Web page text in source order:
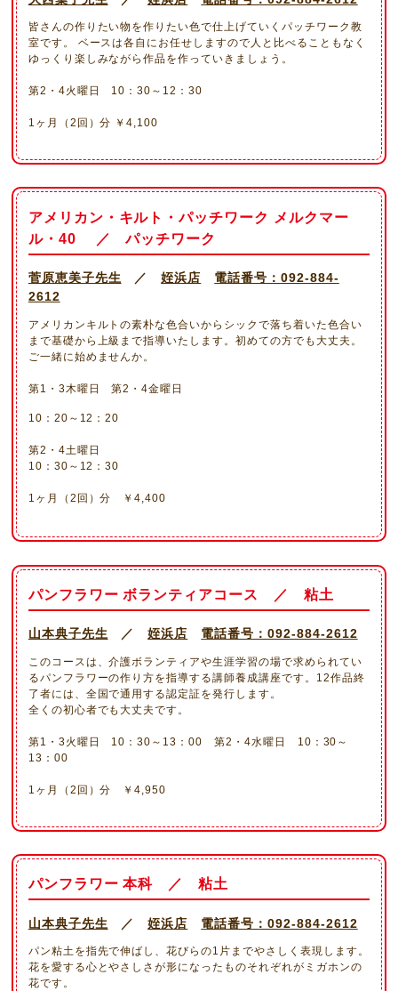
皆さんの作りたい物を作りたい色で仕上げていくパッチワーク教
室です。 ベースは各自にお任せしますので人と比べることもなく
ゆっくり楽しみながら作品を作っていきましょう。
第2・4火曜日 10：30～12：30
1ヶ月（2回）分 ￥4,100
アメリカン・キルト・パッチワーク メルクマー
ル・40 ／ パッチワーク
菅原恵美子先生 ／姪浜店
電話番号：092-884-
2612
アメリカンキルトの素朴な色合いからシックで落ち着いた色合い
まで基礎から上級まで指導いたします。初めての方でも大丈夫。
ご一緒に始めませんか。
第1・3木曜日 第2・4金曜日
10：20～12：20
第2・4土曜日
10：30～12：30
1ヶ月（2回）分 ￥4,400
パンフラワー ボランティアコース ／ 粘土
山本典子先生 ／姪浜店 電話番号：092-884-2612
このコースは、介護ボランティアや生涯学習の場で求められてい
るパンフラワーの作り方を指導する講師養成講座です。12作品終
了者には、全国で通用する認定証を発行します。
全くの初心者でも大丈夫です。
第1・3火曜日 10：30～13：00 第2・4水曜日 10：30～
13：00
1ヶ月（2回）分 ￥4,950
パンフラワー 本科 ／ 粘土
山本典子先生 ／姪浜店 電話番号：092-884-2612
パン粘土を指先で伸ばし、花びらの1片までやさしく表現します。
花を愛する心とやさしさが形になったものそれぞれがミガホンの
花です。